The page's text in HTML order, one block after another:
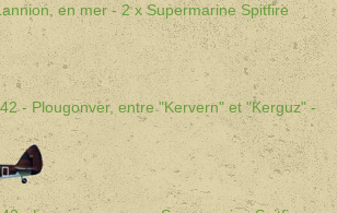
en mer - 2 x Supermarine Spitfire
- Plougonver, entre "Kervern" et "Kerguz" -